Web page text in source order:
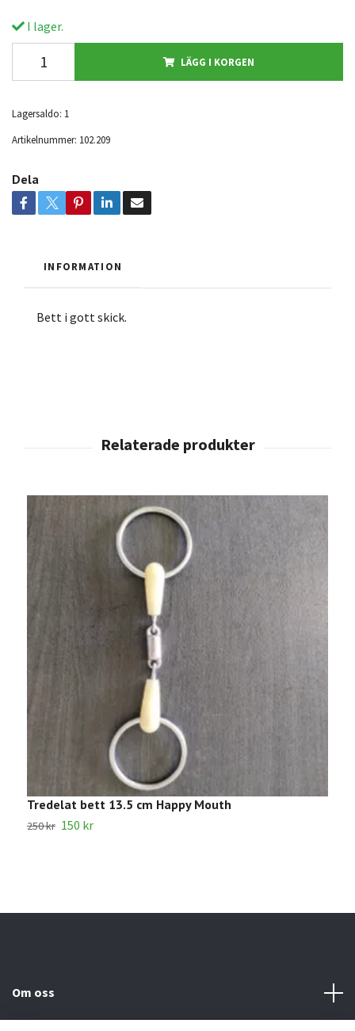
I lager.
LÄGG I KORGEN
Lagersaldo: 1
Artikelnummer: 102.209
Dela
INFORMATION
Bett i gott skick.
Tredelat bett 13.5 cm Happy Mouth
250 kr 150 kr
Om oss